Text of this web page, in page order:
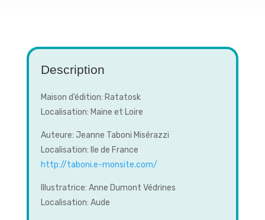
Description
Maison d’édition: Ratatosk
Localisation: Maine et Loire
Auteure: Jeanne Taboni Misérazzi
Localisation: Ile de France
http://taboni.e-monsite.com/
Illustratrice: Anne Dumont Védrines
Localisation: Aude